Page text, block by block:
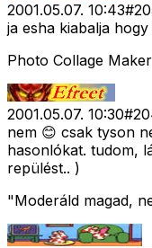
2001.05.07. 10:43#
ja esha kiabalja
Photo Collage
2001.05.07. 10:30#
nem 😊 csak tyson
hasonlókat. tudom,
repülést.. )
"Moderáld magad,